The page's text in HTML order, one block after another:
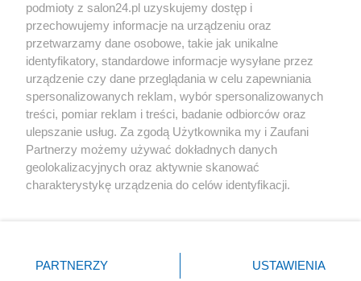
Społeczeństwo
Kultura
X Facebook Instagram Youtube
podmioty z salon24.pl uzyskujemy dostęp i
przechowujemy informacje na urządzeniu oraz
przetwarzamy dane osobowe, takie jak unikalne
identyfikatory, standardowe informacje wysyłane przez
urządzenie czy dane przeglądania w celu zapewniania
spersonalizowanych reklam, wybór spersonalizowanych
treści, pomiar reklam i treści, badanie odbiorców oraz
ulepszanie usług. Za zgodą Użytkownika my i Zaufani
Partnerzy możemy używać dokładnych danych
geolokalizacyjnych oraz aktywnie skanować
charakterystykę urządzenia do celów identyfikacji.
zmienić/wycofać klikając przycisk ustawień prywatności
znajdujący się w lewym dolnym rogu strony
PARTNERZY USTAWIENIA